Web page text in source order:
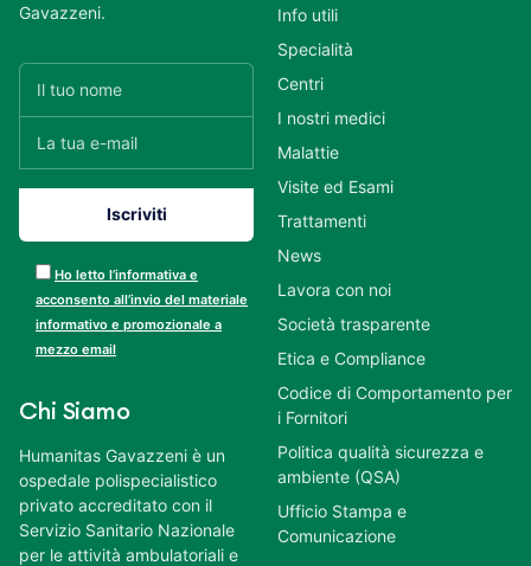
Gavazzeni.
Ho letto l’informativa e
acconsento all’invio del materiale
informativo e promozionale a
mezzo email
Chi Siamo
Humanitas Gavazzeni è un
ospedale polispecialistico
privato accreditato con il
Servizio Sanitario Nazionale
per le attività ambulatoriali e
Info utili
Specialità
Centri
I nostri medici
Malattie
Visite ed Esami
Trattamenti
News
Lavora con noi
Società trasparente
Etica e Compliance
Codice di Comportamento per
i Fornitori
Politica qualità sicurezza e
ambiente (QSA)
Ufficio Stampa e
Comunicazione